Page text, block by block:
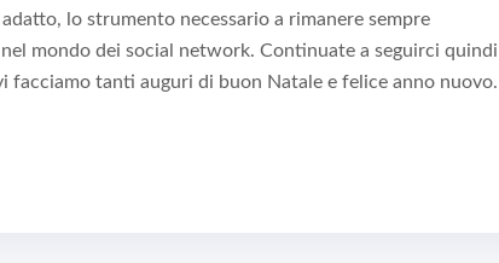
lo strumento necessario a rimanere sempre
mondo dei social network. Continuate a seguirci quindi
facciamo tanti auguri di buon Natale e felice anno nuovo.